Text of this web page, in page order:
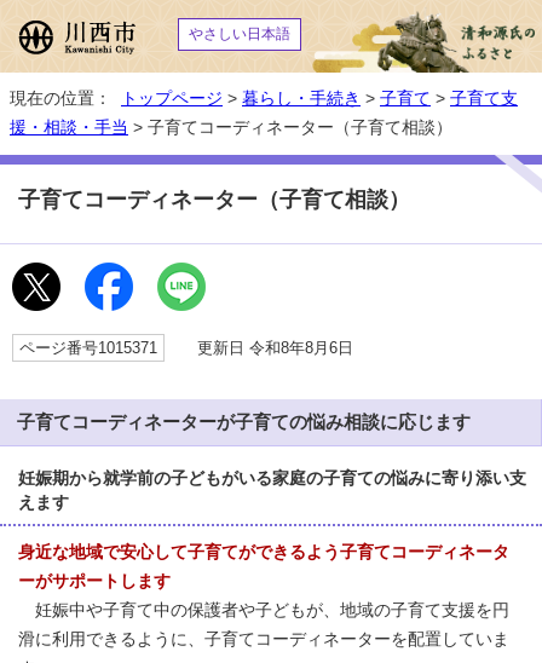
やさしい日本語
現在の位置： トップページ > 暮らし・手続き > 子育て > 子育て支
援・相談・手当 > 子育てコーディネーター（子育て相談）
子育てコーディネーター（子育て相談）
ページ番号1015371 更新日 令和8年8月6日
子育てコーディネーターが子育ての悩み相談に応じます
妊娠期から就学前の子どもがいる家庭の子育ての悩みに寄り添い支
えます
身近な地域で安心して子育てができるよう子育てコーディネータ
ーがサポートします
妊娠中や子育て中の保護者や子どもが、地域の子育て支援を円
滑に利用できるように、子育てコーディネーターを配置していま